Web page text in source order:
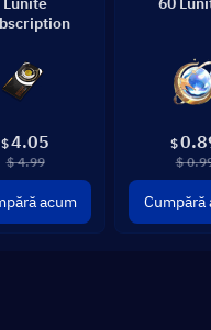
$4.05
$ 4.99
acum
$
$
Cumpără